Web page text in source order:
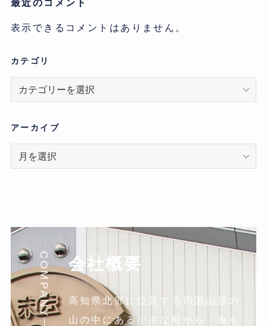
最近のコメント
表示できるコメントはありません。
カテゴリ
リ
アーカイブ
ア
COMPANY 会社概要
高知県北部に位置する四国山脈の
山の中にある小さな町から「食を